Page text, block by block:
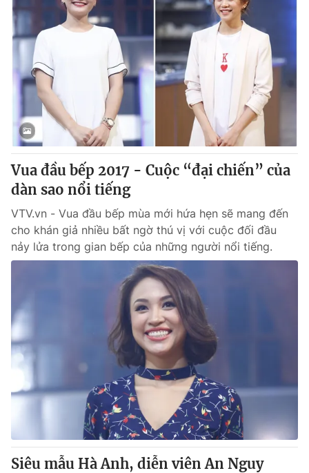
Vua đầu bếp 2017 - Cuộc “đại chiến” của
dàn sao nổi tiếng
VTV.vn - Vua đầu bếp mùa mới hứa hẹn sẽ mang đến
cho khán giả nhiều bất ngờ thú vị với cuộc đối đầu
nảy lửa trong gian bếp của những người nổi tiếng.
Siêu mẫu Hà Anh, diễn viên An Nguy